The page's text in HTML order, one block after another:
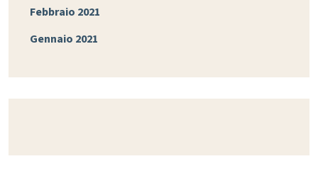
Febbraio 2021
Gennaio 2021